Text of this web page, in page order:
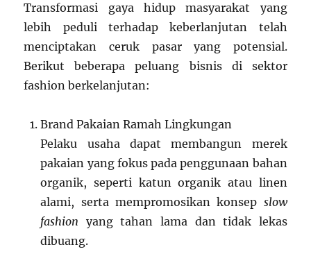
Transformasi gaya hidup masyarakat yang
lebih peduli terhadap keberlanjutan telah
menciptakan ceruk pasar yang potensial.
Berikut beberapa peluang bisnis di sektor
fashion berkelanjutan:
Brand Pakaian Ramah Lingkungan
Pelaku usaha dapat membangun merek
pakaian yang fokus pada penggunaan bahan
organik, seperti katun organik atau linen
alami, serta mempromosikan konsep slow
fashion yang tahan lama dan tidak lekas
dibuang.